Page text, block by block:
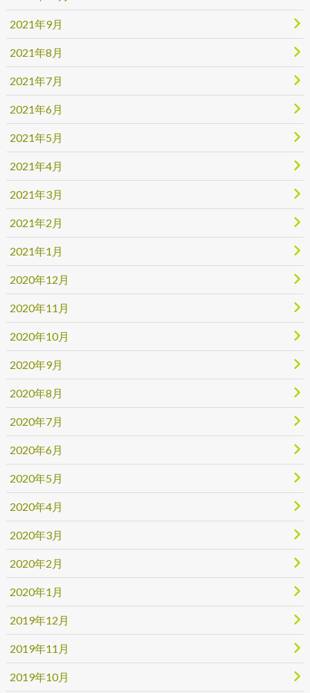
2021年9月
2021年8月
2021年7月
2021年6月
2021年5月
2021年4月
2021年3月
2021年2月
2021年1月
2020年12月
2020年11月
2020年10月
2020年9月
2020年8月
2020年7月
2020年6月
2020年5月
2020年4月
2020年3月
2020年2月
2020年1月
2019年12月
2019年11月
2019年10月